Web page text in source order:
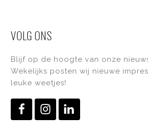
VOLG ONS
Blijf op de hoogte van onze
Wekelijks posten wij nieuwe
leuke weetjes!
Facebook
Instagram
LinkedIn